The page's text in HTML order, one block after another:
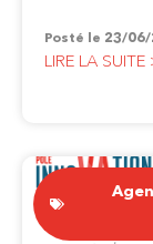
Posté le 23/
LIRE LA SUITE